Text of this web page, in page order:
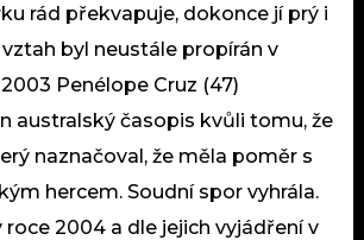
rád překvapuje, dokonce jí prý i
vztah byl neustále propírán v
Penélope Cruz (47)
australský časopis kvůli tomu, že
naznačoval, že měla poměr s
hercem. Soudní spor vyhrála.
roce 2004 a dle jejich vyjádření v